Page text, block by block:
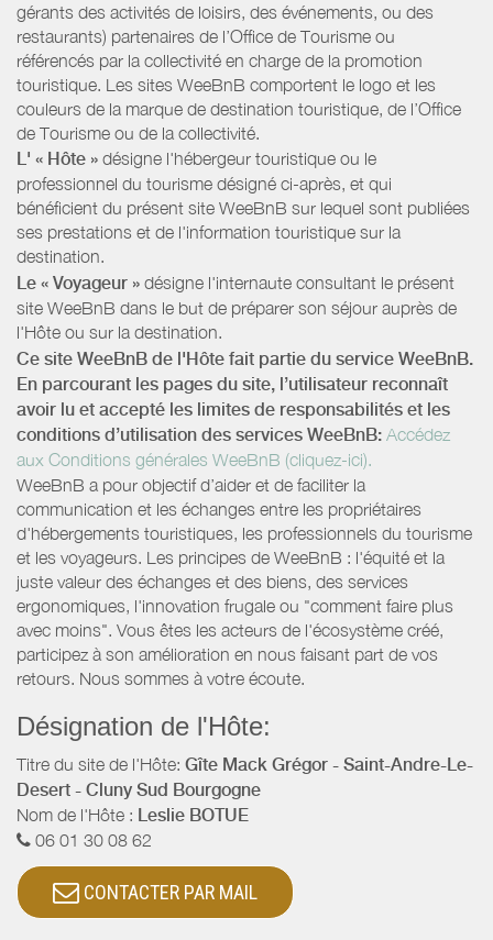
gérants des activités de loisirs, des événements, ou des
restaurants) partenaires de l’Office de Tourisme ou
référencés par la collectivité en charge de la promotion
touristique. Les sites WeeBnB comportent le logo et les
couleurs de la marque de destination touristique, de l’Office
de Tourisme ou de la collectivité.
L' « Hôte » désigne l'hébergeur touristique ou le
professionnel du tourisme désigné ci-après, et qui
bénéficient du présent site WeeBnB sur lequel sont publiées
ses prestations et de l'information touristique sur la
destination.
Le « Voyageur » désigne l'internaute consultant le présent
site WeeBnB dans le but de préparer son séjour auprès de
l'Hôte ou sur la destination.
Ce site WeeBnB de l'Hôte fait partie du service WeeBnB.
En parcourant les pages du site, l’utilisateur reconnaît
avoir lu et accepté les limites de responsabilités et les
conditions d’utilisation des services WeeBnB: Accédez
aux Conditions générales WeeBnB (cliquez-ici).
WeeBnB a pour objectif d’aider et de faciliter la
communication et les échanges entre les propriétaires
d'hébergements touristiques, les professionnels du tourisme
et les voyageurs. Les principes de WeeBnB : l'équité et la
juste valeur des échanges et des biens, des services
ergonomiques, l'innovation frugale ou "comment faire plus
avec moins". Vous êtes les acteurs de l'écosystème créé,
participez à son amélioration en nous faisant part de vos
retours. Nous sommes à votre écoute.
Désignation de l'Hôte:
Titre du site de l'Hôte: Gîte Mack Grégor - Saint-Andre-Le-
Desert - Cluny Sud Bourgogne
Nom de l'Hôte : Leslie BOTUE
06 01 30 08 62
CONTACTER PAR MAIL